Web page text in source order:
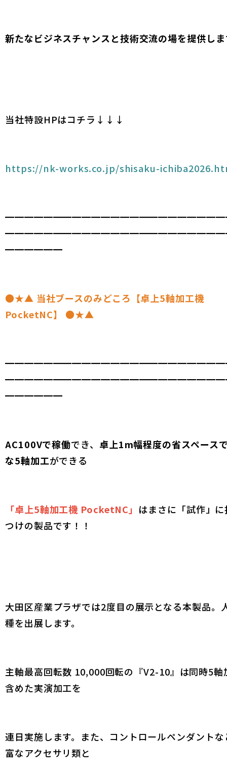
新たなビジネスチャンスと技術交流の場を提供し
当社特設HPはコチラ↓↓↓
https://nk-works.co.jp/shisaku-
━━━━━━
●★▲ 当社ブースのみどころ【卓上5軸加工機
PocketNC】 ●★▲
━━━━━━
AC100Vで稼働でき、 卓上1m幅程度の省スペース
な5軸加工ができる
「卓上5軸加工機 PocketNC」 はまさに「試作」
つけの製品です！！
大田区産業プラザでは2度目の展示となる本製品。
種を出展します。
主軸最高回転数 10,000回転の『V2-10』は同時5軸
含めた実演加工を
連日実施します。また、コントロールペンダント
富なアクセサリ類と